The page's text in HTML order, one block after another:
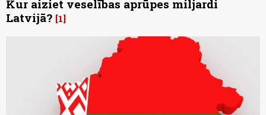
Kur aiziet veselības aprūpes miljardi
Latvijā? 1